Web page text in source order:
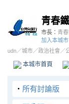
青春
市長： 青
加入本城市
udn／城市／政治社會 ／
本城市首頁
‧ 所有討論版